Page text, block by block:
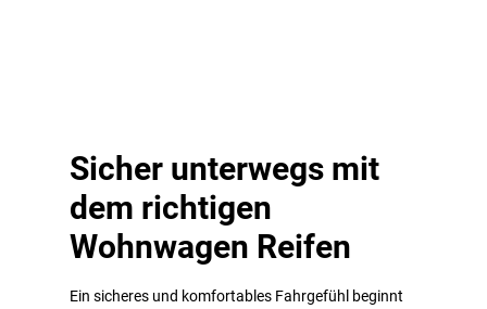
Sicher unterwegs mit
dem richtigen
Wohnwagen Reifen
Ein sicheres und komfortables Fahrgefühl beginnt